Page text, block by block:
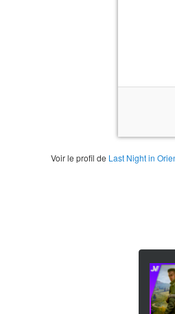
Voir le profil de Last Night in